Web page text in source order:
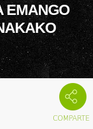
EMANGO